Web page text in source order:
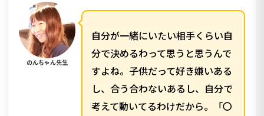
のんちゃん先生
自分が一緒にいたい相手くらい自
分で決めるわって思うと思うんで
すよね。子供だって好き嫌いある
し、合う合わないあるし、自分で
考えて動いてるわけだから。「〇